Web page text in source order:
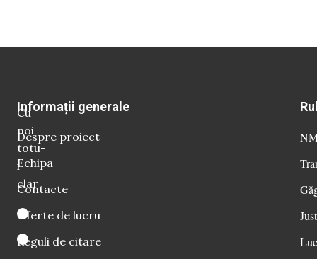
Cu
noi
totu-
i
clar
Informații generale
Despre proiect
Echipa
Contacte
Oferte de lucru
Reguli de citare